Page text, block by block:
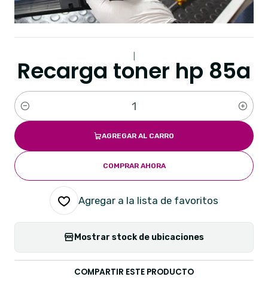
Recarga toner hp 85a
Cantidad
AGREGAR AL CARRO
COMPRAR AHORA
Agregar a la lista de favoritos
Mostrar stock de ubicaciones
COMPARTIR ESTE PRODUCTO